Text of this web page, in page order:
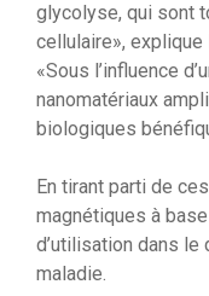
glycolyse, qui sont
cellulaire», explique
«Sous l’influence
nanomatériaux
biologiques
En tirant parti de
magnétiques à
d’utilisation dans
maladie.